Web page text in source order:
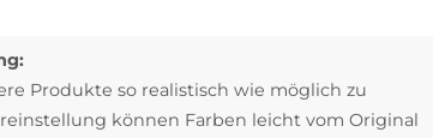
Produkte so realistisch wie möglich zu
können Farben leicht vom Original